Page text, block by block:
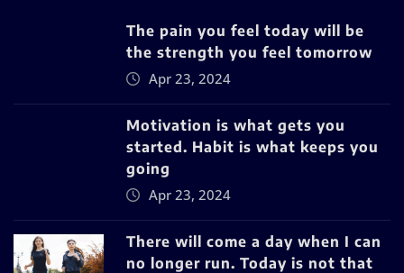
The pain you feel today will be
the strength you feel tomorrow
Apr 23, 2024
Motivation is what gets you
started. Habit is what keeps you
going
Apr 23, 2024
There will come a day when I can
no longer run. Today is not that